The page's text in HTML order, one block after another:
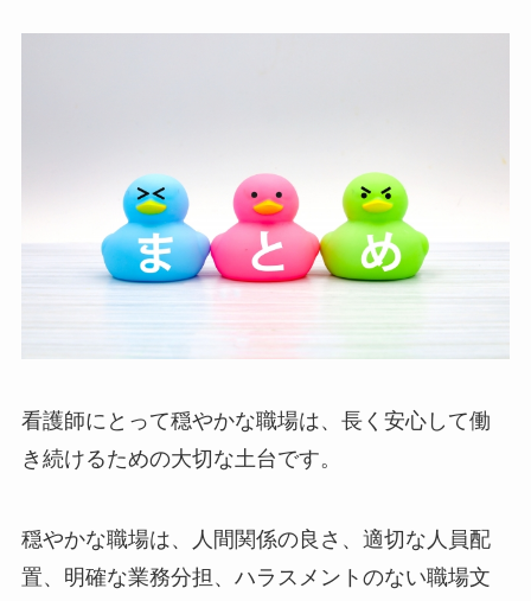
看護師にとって穏やかな職場は、長く安心して働
き続けるための大切な土台です。
穏やかな職場は、人間関係の良さ、適切な人員配
置、明確な業務分担、ハラスメントのない職場文